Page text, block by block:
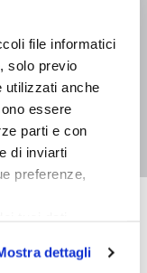
file informatici
solo previo
utilizzati anche
essere
parti e con
di inviarti
preferenze,
prendere visione
dettagli
terzo libro, non
via via che l'io
precedente -
traduzione di
da André
che fanno di
per apprezzare la